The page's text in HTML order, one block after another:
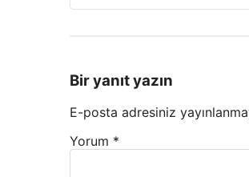
Bir yanıt yazın
E-posta adresiniz
Yorum *